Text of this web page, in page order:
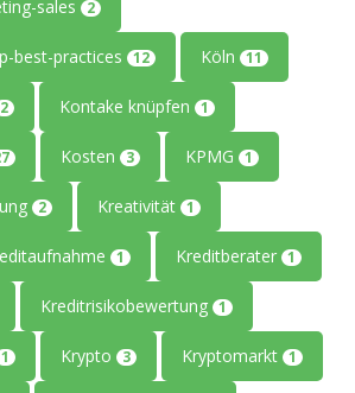
sales 2
best-practices 12 Köln 11
2 Kontake knüpfen 1
Kosten 3 KPMG 1
2 Kreativität 1
1 Kreditberater 1
Kreditrisikobewertung 1
1 Krypto 3 Kryptomarkt 1